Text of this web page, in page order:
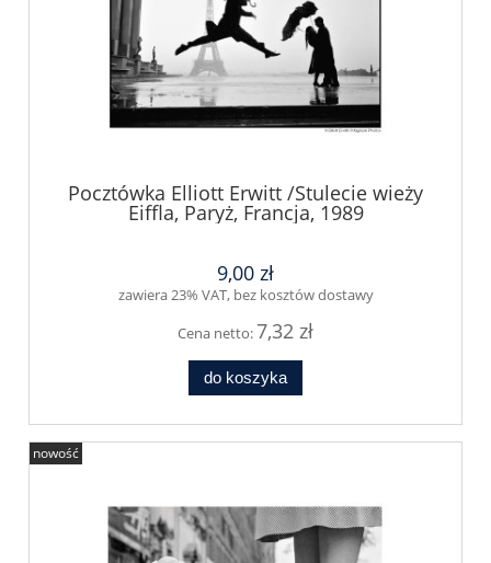
Pocztówka Elliott Erwitt /Stulecie wieży
Eiffla, Paryż, Francja, 1989
9,00 zł
zawiera 23% VAT, bez kosztów dostawy
Cena netto:7,32 zł
do koszyka
nowość